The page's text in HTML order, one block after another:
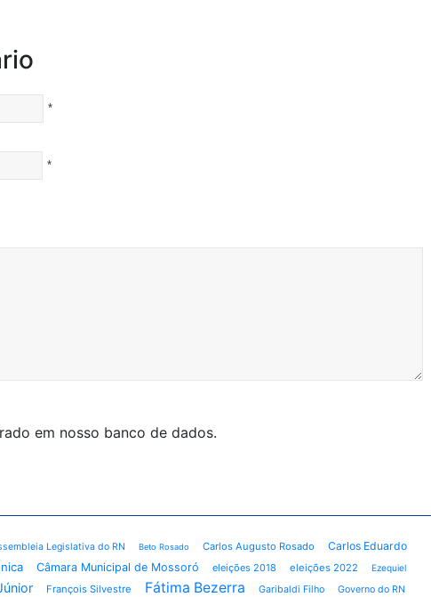
*
*
em nosso banco de dados.
Legislativa do RN Beto Rosado Carlos Augusto Rosado
Carlos Eduardo
Câmara Municipal de Mossoró eleições 2018 eleições 2022
Ezequiel
François Silvestre Fátima Bezerra Garibaldi Filho Governo do RN